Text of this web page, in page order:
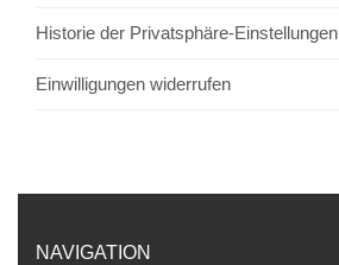
Historie der Privatsphäre-Einstellungen
Einwilligungen widerrufen
NAVIGATION